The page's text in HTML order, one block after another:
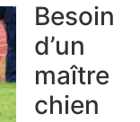
Besoin
d’un
maître
chien